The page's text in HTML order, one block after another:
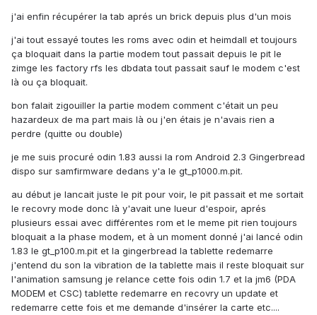
j'ai enfin récupérer la tab aprés un brick depuis plus d'un mois
j'ai tout essayé toutes les roms avec odin et heimdall et toujours
ça bloquait dans la partie modem tout passait depuis le pit le
zimge les factory rfs les dbdata tout passait sauf le modem c'est
là ou ça bloquait.
bon falait zigouiller la partie modem comment c'était un peu
hazardeux de ma part mais là ou j'en étais je n'avais rien a
perdre (quitte ou double)
je me suis procuré odin 1.83 aussi la rom Android 2.3 Gingerbread
dispo sur samfirmware dedans y'a le gt_p1000.m.pit.
au début je lancait juste le pit pour voir, le pit passait et me sortait
le recovry mode donc là y'avait une lueur d'espoir, aprés
plusieurs essai avec différentes rom et le meme pit rien toujours
bloquait a la phase modem, et à un moment donné j'ai lancé odin
1.83 le gt_p100.m.pit et la gingerbread la tablette redemarre
j'entend du son la vibration de la tablette mais il reste bloquait sur
l'animation samsung je relance cette fois odin 1.7 et la jm6 (PDA
MODEM et CSC) tablette redemarre en recovry un update et
redemarre cette fois et me demande d'insérer la carte etc....